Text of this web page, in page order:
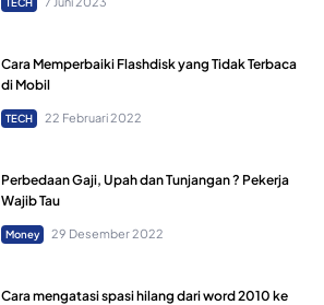
Cara Memperbaiki Flashdisk yang Tidak Terbaca
di Mobil
TECH 22 Februari 2022
Perbedaan Gaji, Upah dan Tunjangan ? Pekerja
Wajib Tau
Money 29 Desember 2022
Cara mengatasi spasi hilang dari word 2010 ke